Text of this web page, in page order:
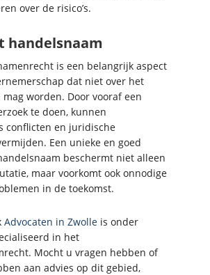
over de risico’s.
handelsnaam
is een belangrijk aspect
dat niet over het
worden. Door vooraf een
te doen, kunnen
conflicten en juridische
Een unieke en goed
beschermt niet alleen
maar voorkomt ook onnodige
in de toekomst.
Advocaten in Zwolle is onder
in het
Mocht u vragen hebben of
aan advies op dit gebied,